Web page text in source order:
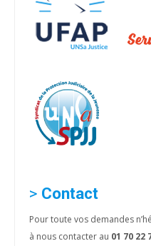
> Contact
Pour toute vos demandes
à nous contacter au 01 70 22